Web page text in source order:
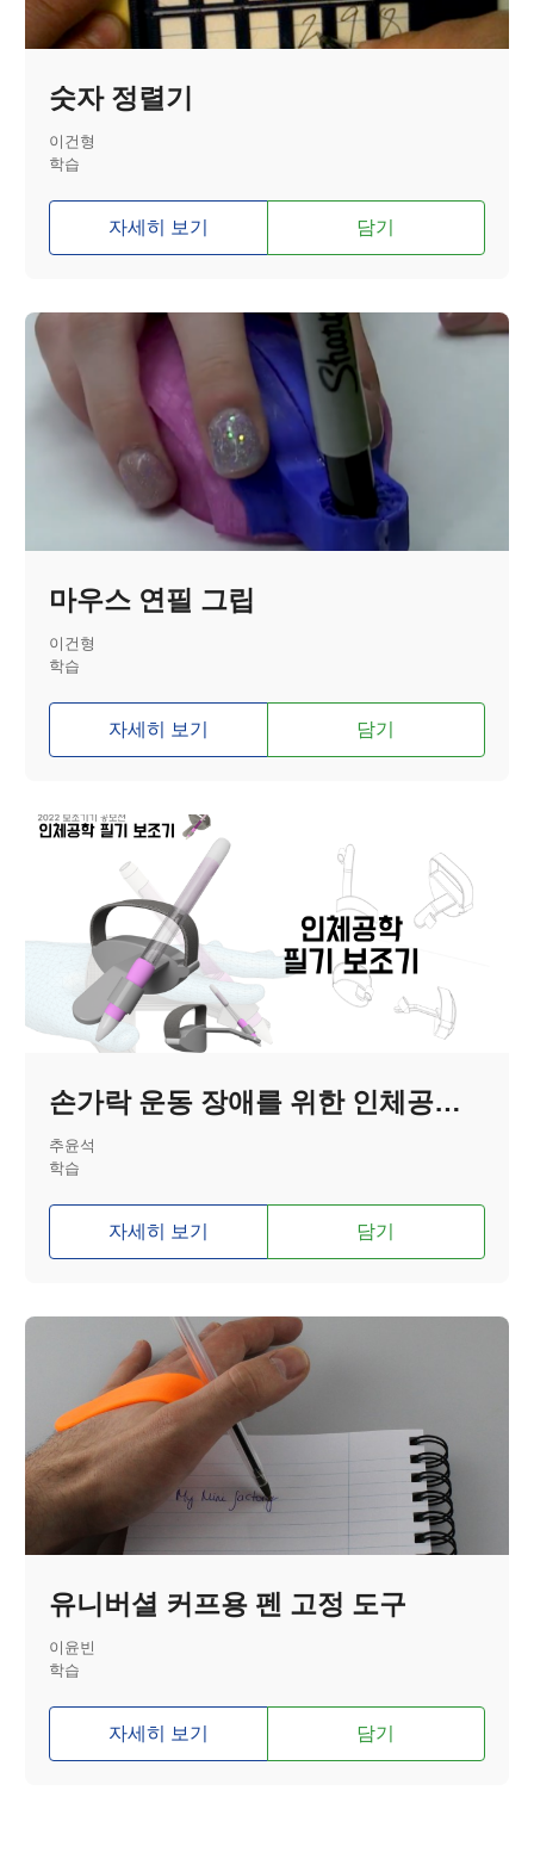
숫자 정렬기
이건형
학습
자세히 보기 담기
마우스 연필 그립
이건형
학습
자세히 보기 담기
손가락 운동 장애를 위한 인체공학 필기 보조기
추윤석
학습
자세히 보기 담기
유니버셜 커프용 펜 고정 도구
이윤빈
학습
자세히 보기 담기